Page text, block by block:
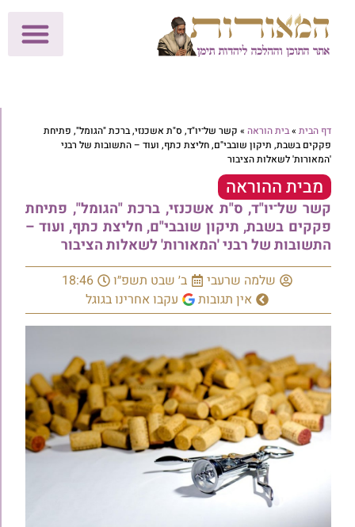
דף הבית »בית הוראה » קשר של־יו"ד, ס"ת אשכנזי, ברכת "הגומל", פתיחת
פקקים בשבת, תיקון שובבי"ם, חליצת כתף, ועוד – התשובות של רבני
'המאורות' לשאלות הציבור
מבית ההוראה
קשר של־יו"ד, ס"ת אשכנזי, ברכת "הגומל", פתיחת
פקקים בשבת, תיקון שובבי"ם, חליצת כתף, ועוד –
התשובות של רבני 'המאורות' לשאלות הציבור
שלמה שרעבי ב׳ שבט תשפ״ו
18:46
אין תגובות
עקבו אחרינו בגוגל